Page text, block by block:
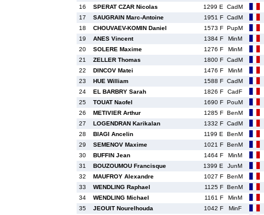
16
SPERAT CZAR Nicolas 1299 E
CadM
17
SAUGRAIN Marc-Antoine 1951 F CadM
18
CHOUVAEV-KOMIN Daniel 1573 F PupM
19
ANES Vincent 1384 F
MinM
20
SOLERE Maxime 1276 F
MinM
21
ZELLER Thomas 1800 F CadM
22
DINCOV Matei 1476 F
MinM
23
HUE William 1588 F CadM
24
EL BARBRY Sarah 1826 F
CadF
25
TOUAT Naofel 1690 F PouM
26
METIVIER Arthur 1285 F BenM
27
LOGENDRAN Karikalan 1332 F CadM
28
BIAGI Ancelin 1199 E
BenM
29
SEMENOV Maxime 1021 F BenM
30
BUFFIN Jean 1464 F
MinM
31
BOUZOUMOU Francisque 1399 E
JunM
32
MAUFROY Alexandre 1027 F BenM
33
WENDLING Raphael 1125 F BenM
34
WENDLING Michael 1161 F
MinM
35
JEOUIT Nourelhouda 1042 F
MinF